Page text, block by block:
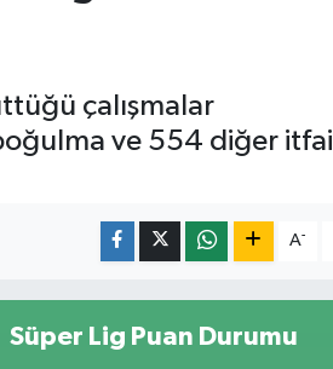
çalışmalar
boğulma ve 554 diğer itfai
A-
Süper Lig Puan Durumu